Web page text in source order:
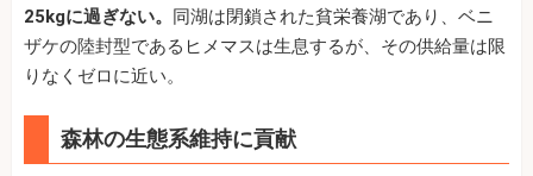
25kgに過ぎない。
同湖は閉鎖された貧栄養湖であり、ベニ
ザケの陸封型であるヒメマスは生息するが、その供給量は限
りなくゼロに近い。
森林の生態系維持に貢献